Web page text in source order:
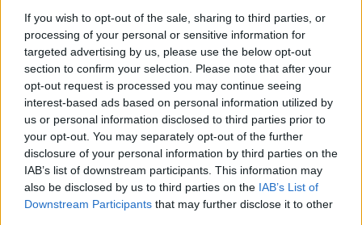
If you wish to opt-out of the sale, sharing to third parties, or
processing of your personal or sensitive information for
targeted advertising by us, please use the below opt-out
section to confirm your selection. Please note that after your
opt-out request is processed you may continue seeing
interest-based ads based on personal information utilized by
us or personal information disclosed to third parties prior to
your opt-out. You may separately opt-out of the further
disclosure of your personal information by third parties on the
IAB’s list of downstream participants. This information may
also be disclosed by us to third parties on the IAB’s List of
Downstream Participants that may further disclose it to other
Sigue leyendo
CRIPTOMONEDAS